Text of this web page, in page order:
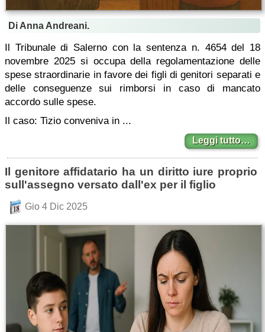
Di Anna Andreani.
Il Tribunale di Salerno con la sentenza n. 4654 del 18
novembre 2025 si occupa della regolamentazione delle
spese straordinarie in favore dei figli di genitori separati e
delle conseguenze sui rimborsi in caso di mancato
accordo sulle spese.
Il caso: Tizio conveniva in ...
Leggi tutto…
Il genitore affidatario ha un diritto iure proprio
sull'assegno versato dall'ex per il figlio
Gio 4 Dic 2025